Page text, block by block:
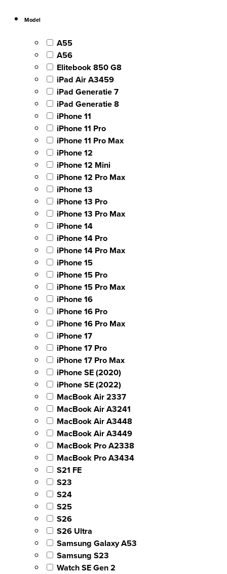
Model
A55
A56
Elitebook 850 G8
iPad Air A3459
iPad Generatie 7
iPad Generatie 8
iPhone 11
iPhone 11 Pro
iPhone 11 Pro Max
iPhone 12
iPhone 12 Mini
iPhone 12 Pro Max
iPhone 13
iPhone 13 Pro
iPhone 13 Pro Max
iPhone 14
iPhone 14 Pro
iPhone 14 Pro Max
iPhone 15
iPhone 15 Pro
iPhone 15 Pro Max
iPhone 16
iPhone 16 Pro
iPhone 16 Pro Max
iPhone 17
iPhone 17 Pro
iPhone 17 Pro Max
iPhone SE (2020)
iPhone SE (2022)
MacBook Air 2337
MacBook Air A3241
MacBook Air A3448
MacBook Air A3449
MacBook Pro A2338
MacBook Pro A3434
S21 FE
S23
S24
S25
S26
S26 Ultra
Samsung Galaxy A53
Samsung S23
Watch SE Gen 2